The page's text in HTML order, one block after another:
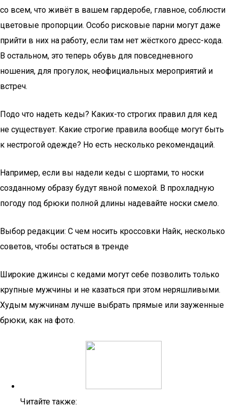
со всем, что живёт в вашем гардеробе, главное, соблюсти
цветовые пропорции. Особо рисковые парни могут даже
прийти в них на работу, если там нет жёсткого дресс-кода.
В остальном, это теперь обувь для повседневного
ношения, для прогулок, неофициальных мероприятий и
встреч.
Подо что надеть кеды? Каких-то строгих правил для кед
не существует. Какие строгие правила вообще могут быть
к нестрогой одежде? Но есть несколько рекомендаций.
Например, если вы надели кеды с шортами, то носки
созданному образу будут явной помехой. В прохладную
погоду под брюки полной длины надевайте носки смело.
Выбор редакции: С чем носить кроссовки Найк, несколько
советов, чтобы остаться в тренде
Широкие джинсы с кедами могут себе позволить только
крупные мужчины и не казаться при этом неряшливыми.
Худым мужчинам лучше выбрать прямые или зауженные
брюки, как на фото.
Читайте также: